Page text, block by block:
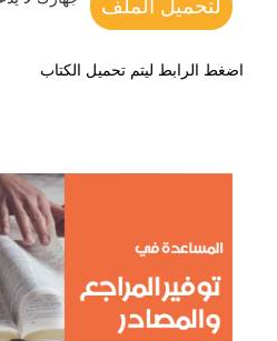
لتحميل الملف
اضغط الرابط ليتم تحميل الكتاب